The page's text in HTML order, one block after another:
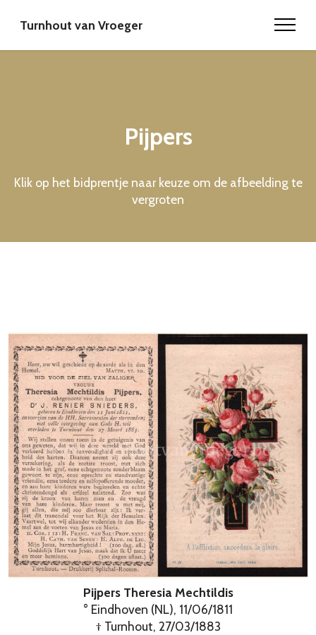
Turnhout van Vroeger
Pijpers
Klik op het bidprentje naar keuze om de afbeelding te
vergroten
Pijpers Theresia Mechtildis
° Eindhoven (NL), 11/06/1811
† Turnhout, 27/03/1883